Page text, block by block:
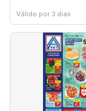
Válido por 3 dias